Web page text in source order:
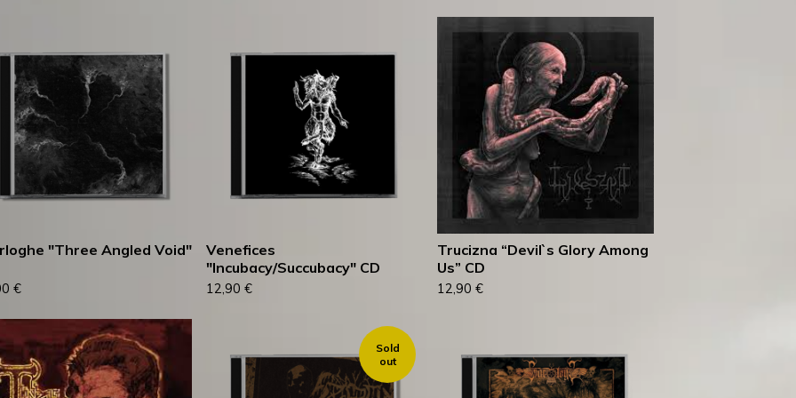
"Three Angled Void"
€
Venefices
"Incubacy/Succubacy" CD
12,90 €
Trucizna “Devil`s Glory Among
Us” CD
12,90 €
Sold
out